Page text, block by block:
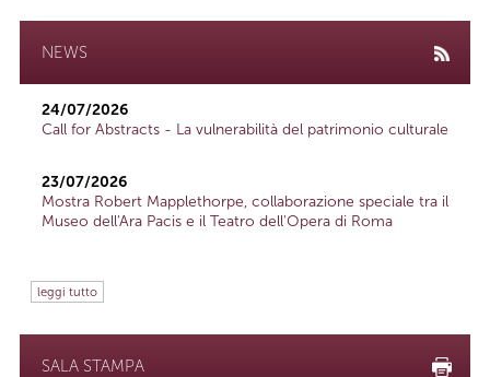
NEWS
24/07/2026
Call for Abstracts - La vulnerabilità del patrimonio culturale
23/07/2026
Mostra Robert Mapplethorpe, collaborazione speciale tra il
Museo dell'Ara Pacis e il Teatro dell'Opera di Roma
leggi tutto
SALA STAMPA